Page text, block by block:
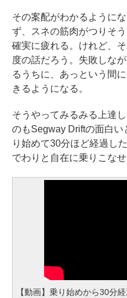
その案配がわかるように
ず、スネの筋肉がつりそ
確実に疲れる。けれど、
度の話だろう。失敗しな
るうちに、あっという間
きるようになる。
そうやってみるみる上達
のもSegway Driftの面白
り始めて30分ほど経過し
でわりと自在に乗りこな
【動画】乗り始めから30分